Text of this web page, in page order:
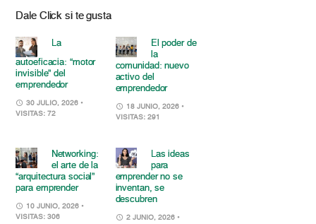
Dale Click si te gusta
La
autoeficacia: “motor
invisible” del
emprendedor
30 JULIO, 2026 •
VISITAS: 72
El poder de
la
comunidad: nuevo
activo del
emprendedor
18 JUNIO, 2026 •
VISITAS: 291
Networking:
el arte de la
“arquitectura social”
para emprender
10 JUNIO, 2026 •
VISITAS: 306
Las ideas
para
emprender no se
inventan, se
descubren
2 JUNIO, 2026 •